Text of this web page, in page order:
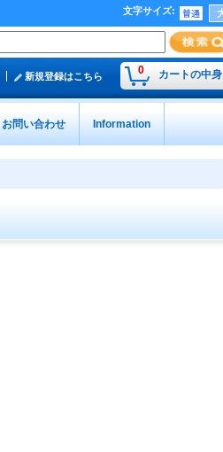
文字サイズ:
0 カートの中身
新規登録はこちら
お問い合わせ Information